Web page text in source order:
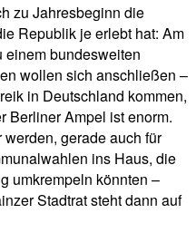
zu Jahresbeginn die
Republik je erlebt hat: Am
einem bundesweiten
wollen sich anschließen –
in Deutschland kommen,
Berliner Ampel ist enorm.
gerade auch für
ins Haus, die
umkrempeln könnten –
Stadtrat steht dann auf